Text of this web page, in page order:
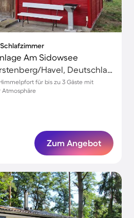
Schlafzimmer
Am Sidowsee
Himmelpfort, Fürstenberg/Havel, Deutschland
für bis zu 3 Gäste mit
Atmosphäre
Zum Angebot